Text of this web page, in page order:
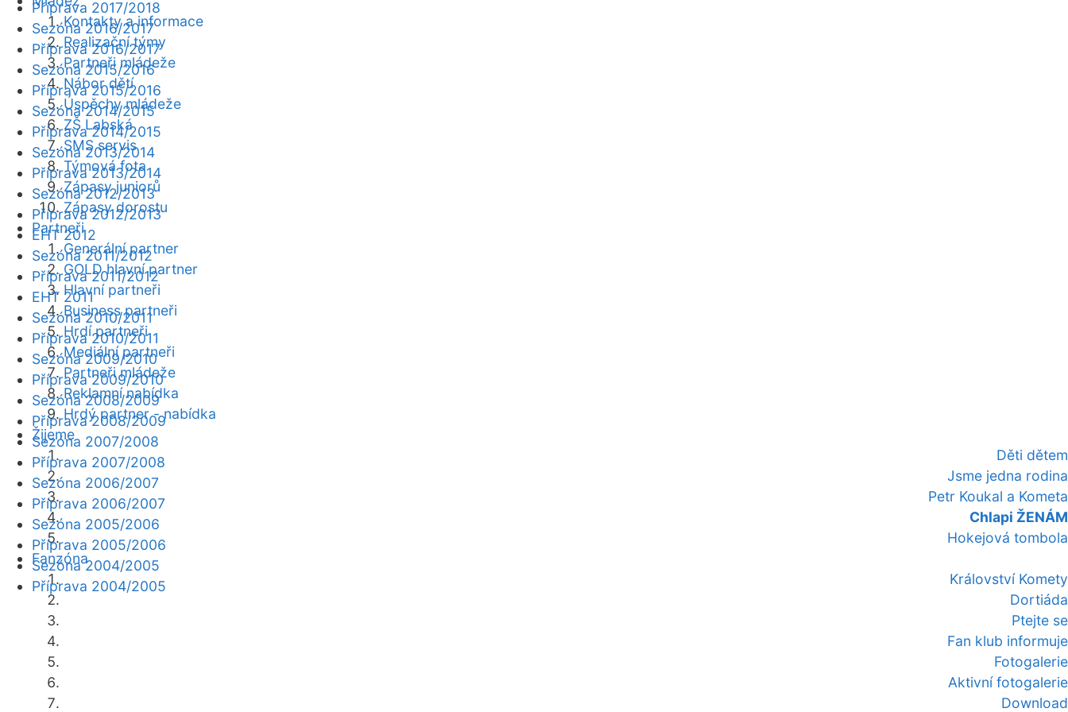
Kontakty a informace
Realizační týmy
Partneři mládeže
Nábor dětí
Úspěchy mládeže
ZŠ Labská
SMS servis
Týmová fota
Zápasy juniorů
Zápasy dorostu
Partneři
Generální partner
GOLD hlavní partner
Hlavní partneři
Business partneři
Hrdí partneři
Mediální partneři
Partneři mládeže
Reklamní nabídka
Hrdý partner - nabídka
Žijeme
Děti dětem
Jsme jedna rodina
Petr Koukal a Kometa
Chlapi ŽENÁM
Hokejová tombola
Fanzóna
Království Komety
Dortiáda
Ptejte se
Fan klub informuje
Fotogalerie
Aktivní fotogalerie
Download
Příprava 2017/2018
Sezóna 2016/2017
Příprava 2016/2017
Sezóna 2015/2016
Příprava 2015/2016
Sezóna 2014/2015
Příprava 2014/2015
Sezóna 2013/2014
Příprava 2013/2014
Sezóna 2012/2013
Příprava 2012/2013
EHT 2012
Sezóna 2011/2012
Příprava 2011/2012
EHT 2011
Sezóna 2010/2011
Příprava 2010/2011
Sezóna 2009/2010
Příprava 2009/2010
Sezóna 2008/2009
Příprava 2008/2009
Sezóna 2007/2008
Příprava 2007/2008
Sezóna 2006/2007
Příprava 2006/2007
Sezóna 2005/2006
Příprava 2005/2006
Sezóna 2004/2005
Příprava 2004/2005